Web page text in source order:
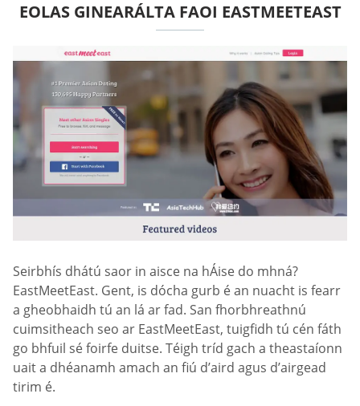
EOLAS GINEARÁLTA FAOI EASTMEETEAST
Seirbhís dhátú saor in aisce na hÁise do mhná?
EastMeetEast. Gent, is dócha gurb é an nuacht is fearr
a gheobhaidh tú an lá ar fad. San fhorbhreathnú
cuimsitheach seo ar EastMeetEast, tuigfidh tú cén fáth
go bhfuil sé foirfe duitse. Téigh tríd gach a theastaíonn
uait a dhéanamh amach an fiú d’aird agus d’airgead
tirim é.